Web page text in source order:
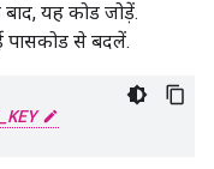
यह कोड जोड़ें.
से बदलें.